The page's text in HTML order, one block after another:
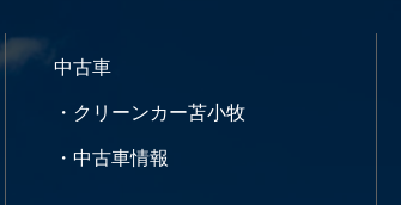
中古車
・クリーンカー苫小牧
・中古車情報